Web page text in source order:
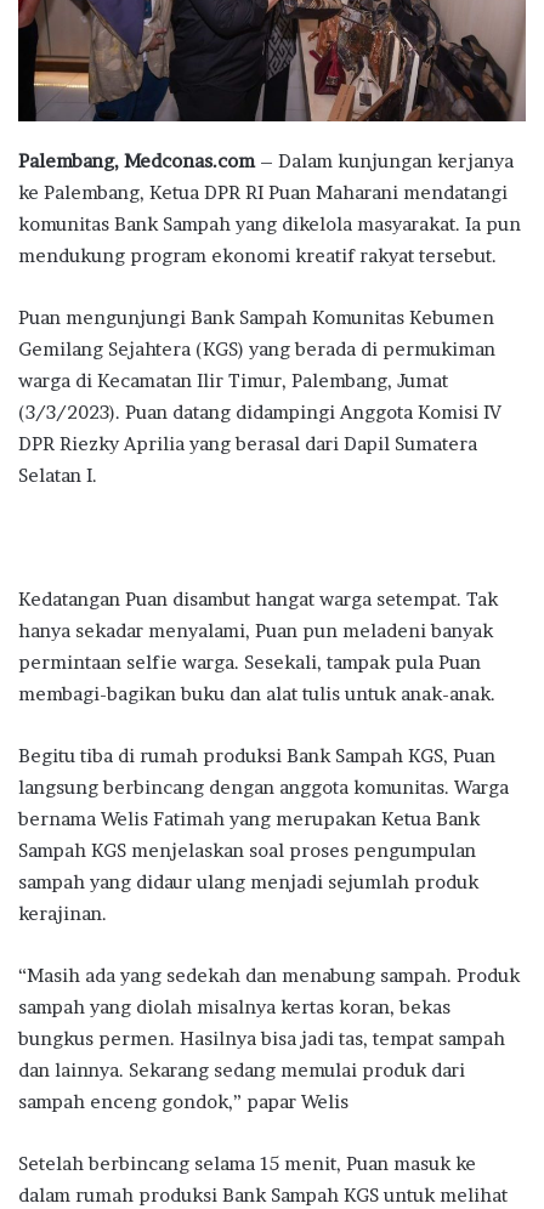
Palembang, Medconas.com– Dalam kunjungan kerjanya
ke Palembang, Ketua DPR RI Puan Maharani mendatangi
komunitas Bank Sampah yang dikelola masyarakat. Ia pun
mendukung program ekonomi kreatif rakyat tersebut.
Puan mengunjungi Bank Sampah Komunitas Kebumen
Gemilang Sejahtera (KGS) yang berada di permukiman
warga di Kecamatan Ilir Timur, Palembang, Jumat
(3/3/2023). Puan datang didampingi Anggota Komisi IV
DPR Riezky Aprilia yang berasal dari Dapil Sumatera
Selatan I.
Kedatangan Puan disambut hangat warga setempat. Tak
hanya sekadar menyalami, Puan pun meladeni banyak
permintaan selfie warga. Sesekali, tampak pula Puan
membagi-bagikan buku dan alat tulis untuk anak-anak.
Begitu tiba di rumah produksi Bank Sampah KGS, Puan
langsung berbincang dengan anggota komunitas. Warga
bernama Welis Fatimah yang merupakan Ketua Bank
Sampah KGS menjelaskan soal proses pengumpulan
sampah yang didaur ulang menjadi sejumlah produk
kerajinan.
“Masih ada yang sedekah dan menabung sampah. Produk
sampah yang diolah misalnya kertas koran, bekas
bungkus permen. Hasilnya bisa jadi tas, tempat sampah
dan lainnya. Sekarang sedang memulai produk dari
sampah enceng gondok,” papar Welis
Setelah berbincang selama 15 menit, Puan masuk ke
dalam rumah produksi Bank Sampah KGS untuk melihat